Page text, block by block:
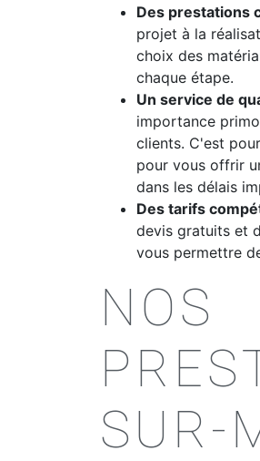
Des prestations
projet à la
choix des
chaque étape.
Un service de
importance
clients. C'est
pour vous offrir
dans les délais
Des tarifs
devis gratuits et
vous permettre
NOS
SUR-